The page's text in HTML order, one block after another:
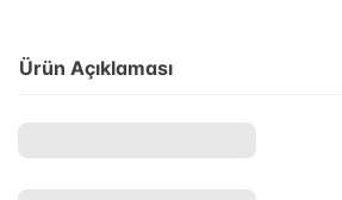
Ürün Açıklaması